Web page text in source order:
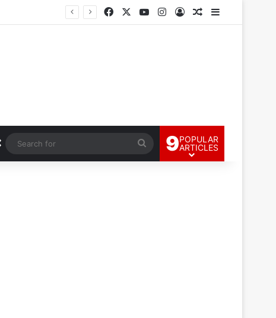
FacebookYouTubeInstagram
Log InRandom Article
Sidebar
Random Article
Search
for
9POPULAR
ARTICLES